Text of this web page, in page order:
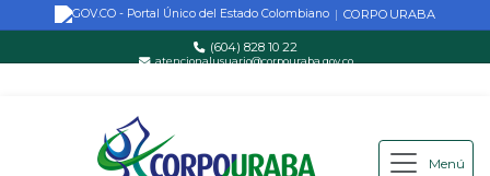
| CORPOURABA
(604) 828 10 22
atencionalusuario@corpouraba.gov.co
Menú